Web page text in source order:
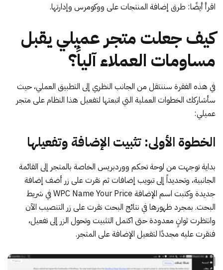
اقرأ أيضًا: طرق إضافة المنتجات على ووكومرس وإدارتها.
كيف جعلت متجر عميلي يقبل
مساومات العملاء آلياً؟
في هذه الفقرة سننتقل من الجانب النظري إلى التطبيق العملي، حيث
سأشاركك الخطوات العملية التي اتبعتها لتفعيل هذا النظام على متجر
عميلي:
الخطوة الأولى: تثبيت الإضافة وتفعيلها
بداية توجهت من لوحة تحكم ووردبريس الخاصة بالمتجر إلى القائمة
الجانبية، وتحديداً إلى تبويب إضافات ثم نقرت على زر أضف إضافة
جديدة وكتبت اسم الإضافة WPC Name Your Price في شريط
البحث. بمجرد ظهورها في نتائج البحث نقرت على زر التنصيب الآن
وانتظرت ثوانٍ معدودة حتى اكتمل التثبيت وتحول الزر إلى تفعيل،
فنقرت عليه مجددًا لتفعيل الإضافة على المتجر.